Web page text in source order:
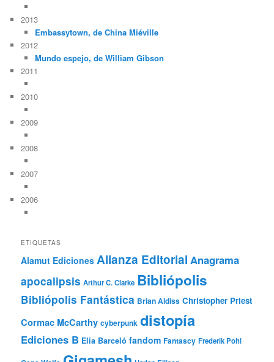
2013
Embassytown, de China Miéville
2012
Mundo espejo, de William Gibson
2011
2010
2009
2008
2007
2006
ETIQUETAS
Alamut Ediciones Alianza Editorial Anagrama
apocalipsis Arthur C. Clarke Bibliópolis
Bibliópolis Fantástica Brian Aldiss Christopher Priest
Cormac McCarthy cyberpunk distopía
Ediciones B Elia Barceló fandom Fantascy Frederik Pohl